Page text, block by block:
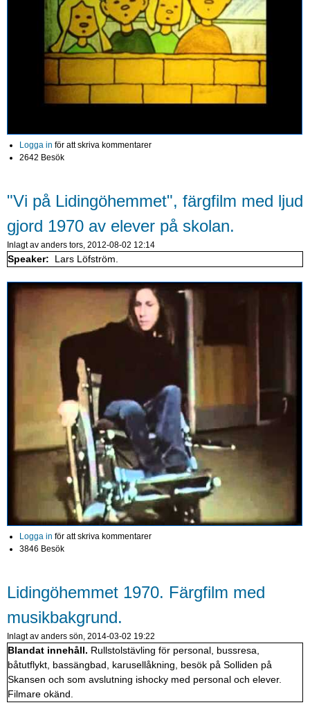
Logga in för att skriva kommentarer
2642 Besök
"Vi på Lidingöhemmet", färgfilm med ljud
gjord 1970 av elever på skolan.
Inlagt av anders tors, 2012-08-02 12:14
Speaker: Lars Löfström.
Logga in för att skriva kommentarer
3846 Besök
Lidingöhemmet 1970. Färgfilm med
musikbakgrund.
Inlagt av anders sön, 2014-03-02 19:22
Blandat innehåll. Rullstolstävling för personal, bussresa,
båtutflykt, bassängbad, karusellåkning, besök på Solliden på
Skansen och som avslutning ishocky med personal och elever.
Filmare okänd.